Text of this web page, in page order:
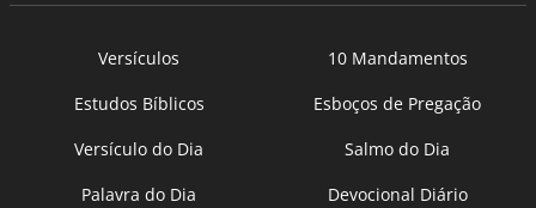
Versículos
10 Mandamentos
Estudos Bíblicos
Esboços de Pregação
Versículo do Dia
Salmo do Dia
Palavra do Dia
Devocional Diário